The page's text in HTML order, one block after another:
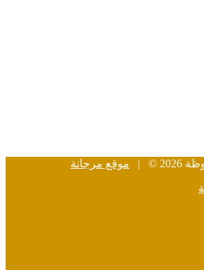
© | موقع مرجانة